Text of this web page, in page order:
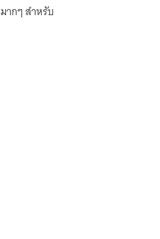
ากๆ สำหรับ